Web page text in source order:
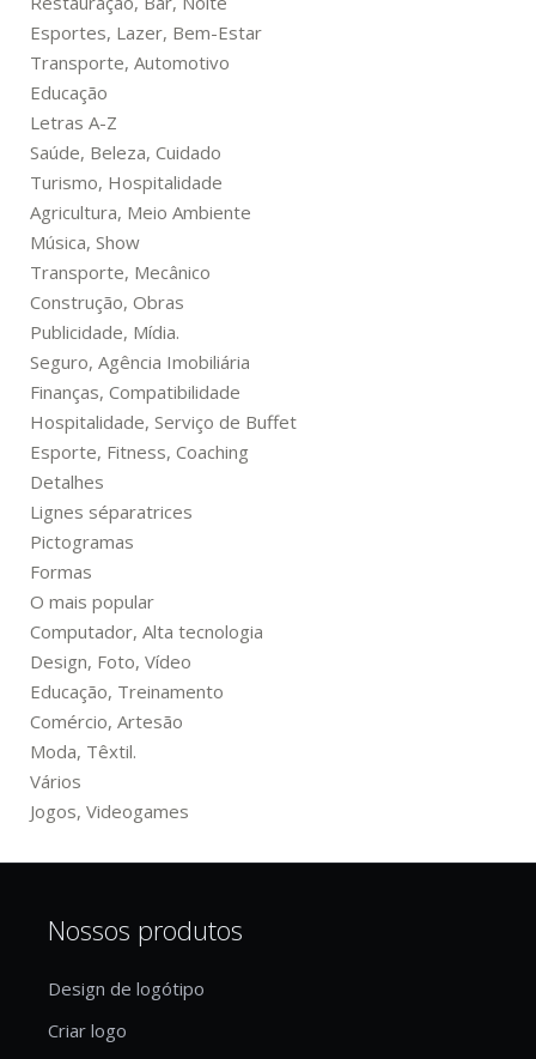
Esportes, Lazer, Bem-Estar
Transporte, Automotivo
Educação
Letras A-Z
Saúde, Beleza, Cuidado
Turismo, Hospitalidade
Agricultura, Meio Ambiente
Música, Show
Transporte, Mecânico
Construção, Obras
Publicidade, Mídia.
Seguro, Agência Imobiliária
Finanças, Compatibilidade
Hospitalidade, Serviço de Buffet
Esporte, Fitness, Coaching
Detalhes
Lignes séparatrices
Pictogramas
Formas
O mais popular
Computador, Alta tecnologia
Design, Foto, Vídeo
Educação, Treinamento
Comércio, Artesão
Moda, Têxtil.
Vários
Jogos, Videogames
Nossos produtos
Design de logótipo
Criar logo